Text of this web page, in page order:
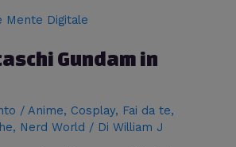
Gundam in
/Anime, Cosplay, Fai da te,
, Nerd World / DiWilliam J